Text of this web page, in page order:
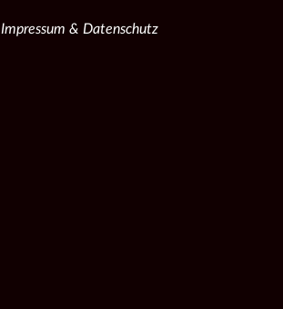
Impressum & Datenschutz